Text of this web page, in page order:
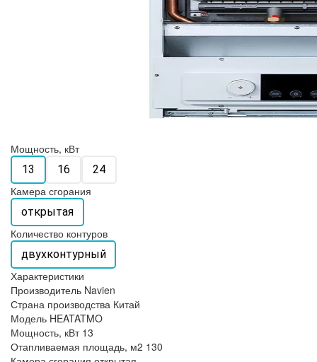
Мощность, кВт
13 16 24
Камера сгорания
открытая
Количество контуров
двухконтурный
Характеристики
Производитель Navien
Страна производства Китай
Модель HEATATMO
Мощность, кВт 13
Отапливаемая площадь, м2 130